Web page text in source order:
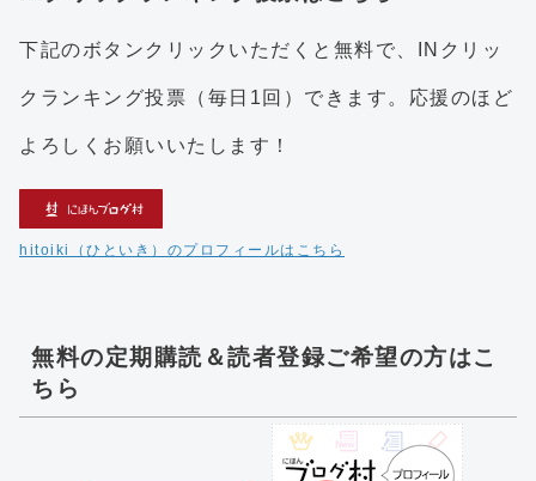
下記のボタンクリックいただくと無料で、INクリッ
クランキング投票（毎日1回）できます。応援のほど
よろしくお願いいたします！
hitoiki（ひといき）のプロフィールはこちら
無料の定期購読＆読者登録ご希望の方はこ
ちら